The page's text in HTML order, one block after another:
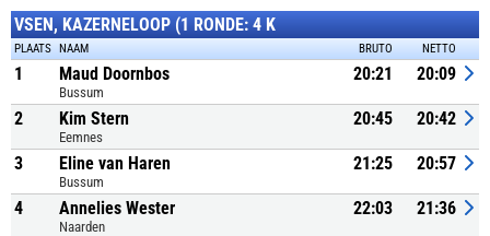
VSEN, KAZERNELOOP (1 RONDE: 4 K
PLAATS NAAM BRUTO NETTO
1 Maud Doornbos
Bussum
20:21 20:09
2 Kim Stern
Eemnes
20:45 20:42
3 Eline van Haren
Bussum
21:25 20:57
4 Annelies Wester
Naarden
22:03 21:36